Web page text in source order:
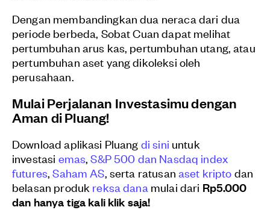
Dengan membandingkan dua neraca dari dua
periode berbeda, Sobat Cuan dapat melihat
pertumbuhan arus kas, pertumbuhan utang, atau
pertumbuhan aset yang dikoleksi oleh
perusahaan.
Mulai Perjalanan Investasimu dengan
Aman di Pluang!
Download aplikasi Pluang di sini untuk
investasi emas ,S&P 500 dan Nasdaq index
futures ,Saham AS , serta ratusan aset kripto dan
belasan produk reksa dana mulai dari Rp5.000
dan hanya tiga kali klik saja!